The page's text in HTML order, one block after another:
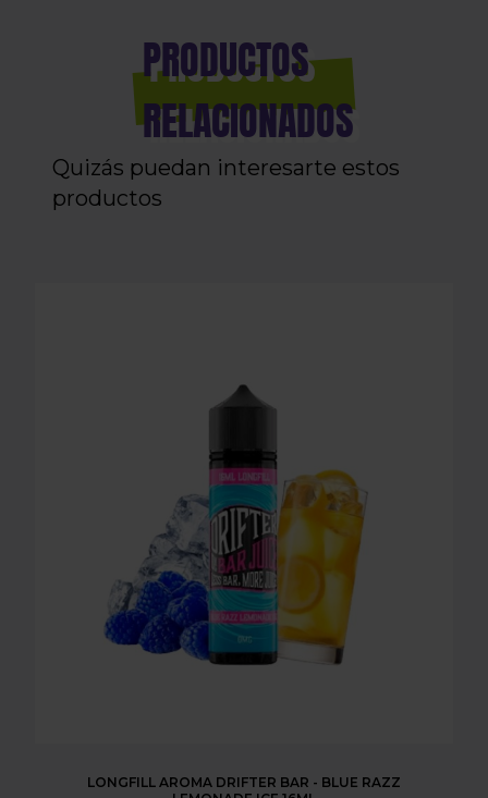
PRODUCTOS
RELACIONADOS
Quizás puedan interesarte estos
productos
LONGFILL AROMA DRIFTER BAR - BLUE RAZZ